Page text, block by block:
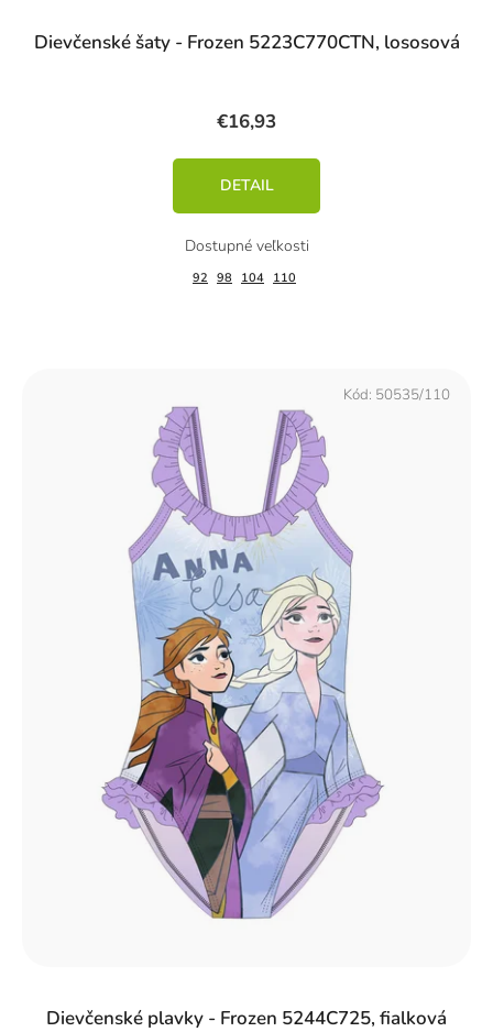
Dievčenské šaty - Frozen 5223C770CTN, lososová
€16,93
DETAIL
92 98 104 110
Dievčenské plavky - Frozen 5244C725, fialková
Kód: 50535/110